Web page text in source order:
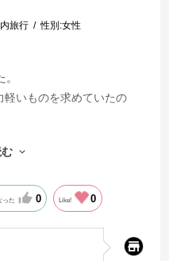
旅行 性別:女性
軽いものを求めていたの
入りました。
でまたこちらをレンタル
った 0 Like! 0